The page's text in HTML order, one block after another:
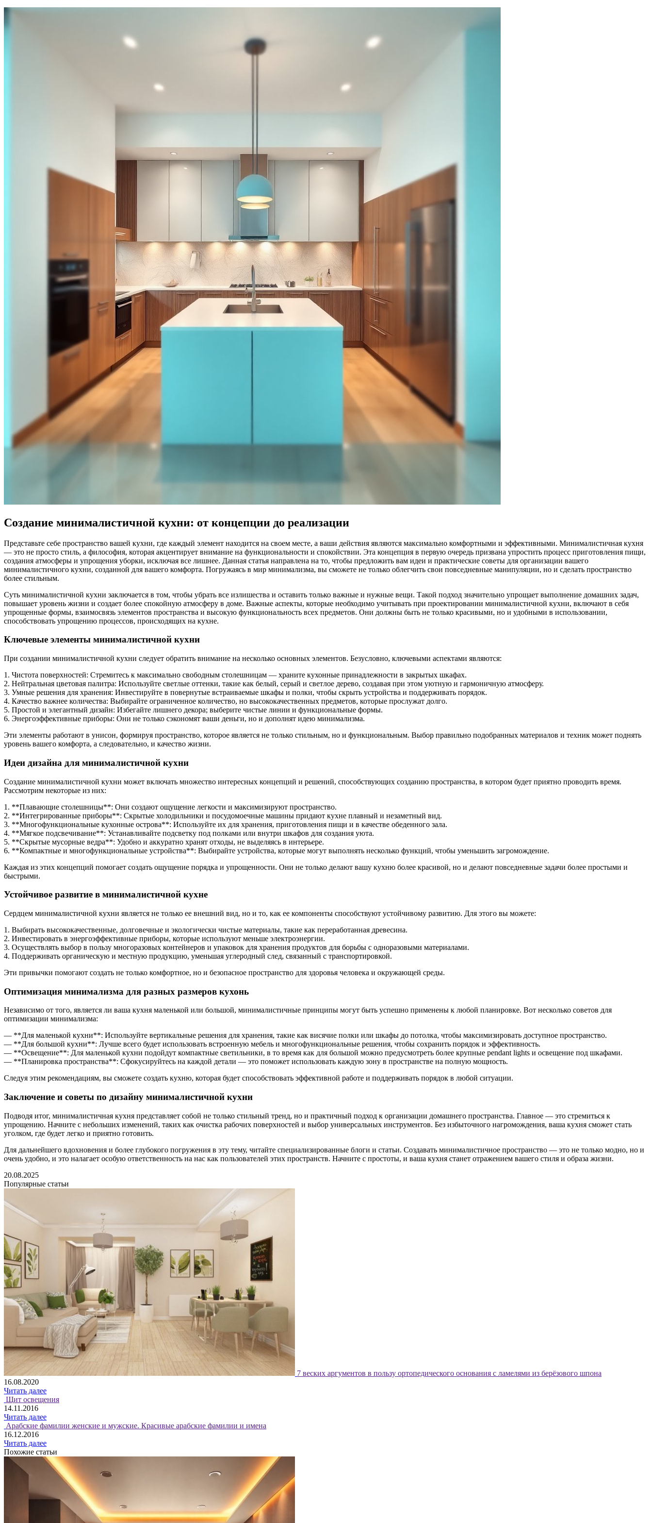
Создание минималистичной кухни: от концепции до реализации
Представьте себе пространство вашей кухни, где каждый элемент находится на своем месте, а ваши действия являются максимально комфортными и эффективными. Минималистичная кухня
— это не просто стиль, а философия, которая акцентирует внимание на функциональности и спокойствии. Эта концепция в первую очередь призвана упростить процесс приготовления пищи,
создания атмосферы и упрощения уборки, исключая все лишнее. Данная статья направлена на то, чтобы предложить вам идеи и практические советы для организации вашего
минималистичного кухни, созданной для вашего комфорта. Погружаясь в мир минимализма, вы сможете не только облегчить свои повседневные манипуляции, но и сделать пространство
более стильным.
Суть минималистичной кухни заключается в том, чтобы убрать все излишества и оставить только важные и нужные вещи. Такой подход значительно упрощает выполнение домашних задач,
повышает уровень жизни и создает более спокойную атмосферу в доме. Важные аспекты, которые необходимо учитывать при проектировании минималистичной кухни, включают в себя
упрощенные формы, взаимосвязь элементов пространства и высокую функциональность всех предметов. Они должны быть не только красивыми, но и удобными в использовании,
способствовать упрощению процессов, происходящих на кухне.
Ключевые элементы минималистичной кухни
При создании минималистичной кухни следует обратить внимание на несколько основных элементов. Безусловно, ключевыми аспектами являются:
1. Чистота поверхностей: Стремитесь к максимально свободным столешницам — храните кухонные принадлежности в закрытых шкафах.
2. Нейтральная цветовая палитра: Используйте светлые оттенки, такие как белый, серый и светлое дерево, создавая при этом уютную и гармоничную атмосферу.
3. Умные решения для хранения: Инвестируйте в повернутые встраиваемые шкафы и полки, чтобы скрыть устройства и поддерживать порядок.
4. Качество важнее количества: Выбирайте ограниченное количество, но высококачественных предметов, которые прослужат долго.
5. Простой и элегантный дизайн: Избегайте лишнего декора; выберите чистые линии и функциональные формы.
6. Энергоэффективные приборы: Они не только сэкономят ваши деньги, но и дополнят идею минимализма.
Эти элементы работают в унисон, формируя пространство, которое является не только стильным, но и функциональным. Выбор правильно подобранных материалов и техник может поднять
уровень вашего комфорта, а следовательно, и качество жизни.
Идеи дизайна для минималистичной кухни
Создание минималистичной кухни может включать множество интересных концепций и решений, способствующих созданию пространства, в котором будет приятно проводить время.
Рассмотрим некоторые из них:
1. **Плавающие столешницы**: Они создают ощущение легкости и максимизируют пространство.
2. **Интегрированные приборы**: Скрытые холодильники и посудомоечные машины придают кухне плавный и незаметный вид.
3. **Многофункциональные кухонные острова**: Используйте их для хранения, приготовления пищи и в качестве обеденного зала.
4. **Мягкое подсвечивание**: Устанавливайте подсветку под полками или внутри шкафов для создания уюта.
5. **Скрытые мусорные ведра**: Удобно и аккуратно хранят отходы, не выделяясь в интерьере.
6. **Компактные и многофункциональные устройства**: Выбирайте устройства, которые могут выполнять несколько функций, чтобы уменьшить загромождение.
Каждая из этих концепций помогает создать ощущение порядка и упрощенности. Они не только делают вашу кухню более красивой, но и делают повседневные задачи более простыми и
быстрыми.
Устойчивое развитие в минималистичной кухне
Сердцем минималистичной кухни является не только ее внешний вид, но и то, как ее компоненты способствуют устойчивому развитию. Для этого вы можете:
1. Выбирать высококачественные, долговечные и экологически чистые материалы, такие как переработанная древесина.
2. Инвестировать в энергоэффективные приборы, которые используют меньше электроэнергии.
3. Осуществлять выбор в пользу многоразовых контейнеров и упаковок для хранения продуктов для борьбы с одноразовыми материалами.
4. Поддерживать органическую и местную продукцию, уменьшая углеродный след, связанный с транспортировкой.
Эти привычки помогают создать не только комфортное, но и безопасное пространство для здоровья человека и окружающей среды.
Оптимизация минимализма для разных размеров кухонь
Независимо от того, является ли ваша кухня маленькой или большой, минималистичные принципы могут быть успешно применены к любой планировке. Вот несколько советов для
оптимизации минимализма:
— **Для маленькой кухни**: Используйте вертикальные решения для хранения, такие как висячие полки или шкафы до потолка, чтобы максимизировать доступное пространство.
— **Для большой кухни**: Лучше всего будет использовать встроенную мебель и многофункциональные решения, чтобы сохранить порядок и эффективность.
— **Освещение**: Для маленькой кухни подойдут компактные светильники, в то время как для большой можно предусмотреть более крупные pendant lights и освещение под шкафами.
— **Планировка пространства**: Сфокусируйтесь на каждой детали — это поможет использовать каждую зону в пространстве на полную мощность.
Следуя этим рекомендациям, вы сможете создать кухню, которая будет способствовать эффективной работе и поддерживать порядок в любой ситуации.
Заключение и советы по дизайну минималистичной кухни
Подводя итог, минималистичная кухня представляет собой не только стильный тренд, но и практичный подход к организации домашнего пространства. Главное — это стремиться к
упрощению. Начните с небольших изменений, таких как очистка рабочих поверхностей и выбор универсальных инструментов. Без избыточного нагромождения, ваша кухня сможет стать
уголком, где будет легко и приятно готовить.
Для дальнейшего вдохновения и более глубокого погружения в эту тему, читайте специализированные блоги и статьи. Создавать минималистичное пространство — это не только модно, но и
очень удобно, и это налагает особую ответственность на нас как пользователей этих пространств. Начните с простоты, и ваша кухня станет отражением вашего стиля и образа жизни.
20.08.2025
Популярные статьи
7 веских аргументов в пользу ортопедического основания с ламелями из берёзового шпона
16.08.2020
Читать далее
Щит освещения
14.11.2016
Читать далее
Арабские фамилии женские и мужские. Красивые арабские фамилии и имена
16.12.2016
Читать далее
Похожие статьи